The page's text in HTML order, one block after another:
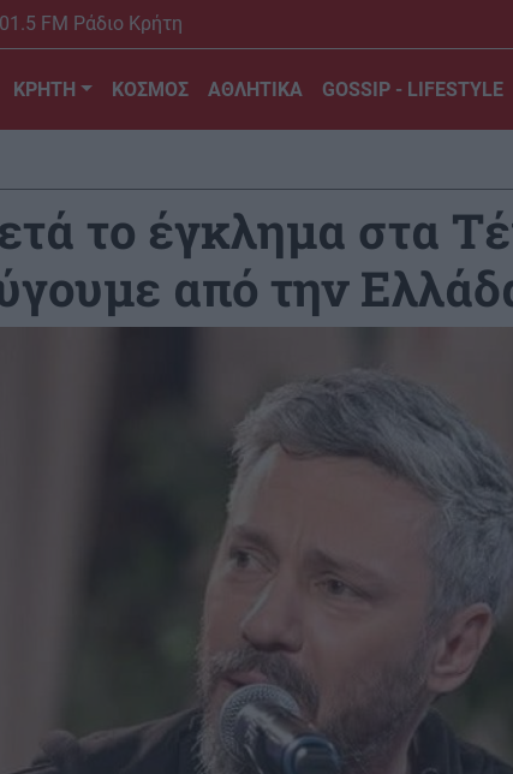
FM Ράδιο Κρήτη
ΚΡΗΤΗ ΚΟΣΜΟΣ ΑΘΛΗΤΙΚΑ GOSSIP - LIFESTYLE
το έγκλημα στα
από την